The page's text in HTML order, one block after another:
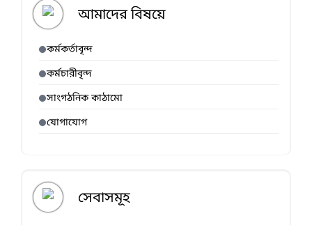
আমাদের বিষয়ে
কর্মকর্তাবৃন্দ
কর্মচারীবৃন্দ
সাংগঠনিক কাঠামো
যোগাযোগ
সেবাসমূহ